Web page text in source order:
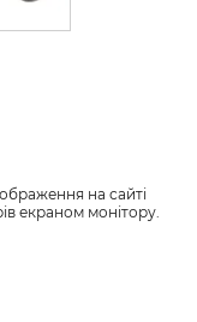
на сайті
екраном монітору.